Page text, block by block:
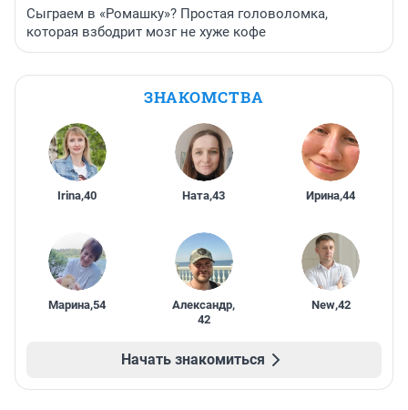
Сыграем в «Ромашку»? Простая головоломка,
которая взбодрит мозг не хуже кофе
ЗНАКОМСТВА
Irina,40 Ната,43 Ирина,44
Марина,54 Александр,
42
New,42
Начать знакомиться